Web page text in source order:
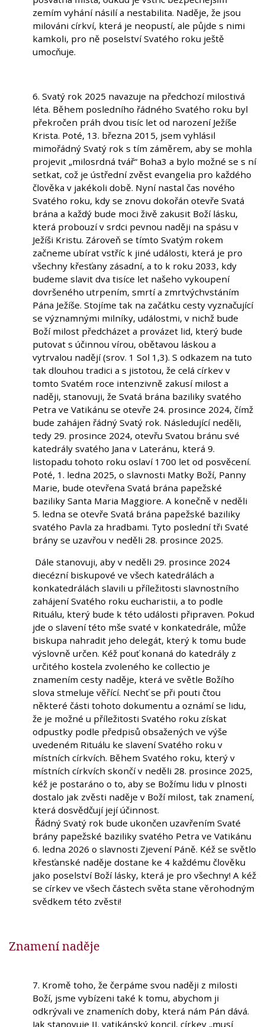
zemím vyhání násilí a nestabilita. Naděje, že jsou
milováni církví, která je neopustí, ale půjde s nimi
kamkoli, pro ně poselství Svatého roku ještě
umocňuje.
6. Svatý rok 2025 navazuje na předchozí milostivá
léta. Během posledního řádného Svatého roku byl
překročen práh dvou tisíc let od narození Ježíše
Krista. Poté, 13. března 2015, jsem vyhlásil
mimořádný Svatý rok s tím záměrem, aby se mohla
projevit „milosrdná tvář“ Boha3 a bylo možné se s ní
setkat, což je ústřední zvěst evangelia pro každého
člověka v jakékoli době. Nyní nastal čas nového
Svatého roku, kdy se znovu dokořán otevře Svatá
brána a každý bude moci živě zakusit Boží lásku,
která probouzí v srdci pevnou naději na spásu v
Ježíši Kristu. Zároveň se tímto Svatým rokem
začneme ubírat vstříc k jiné události, která je pro
všechny křesťany zásadní, a to k roku 2033, kdy
budeme slavit dva tisíce let našeho vykoupení
dovršeného utrpením, smrtí a zmrtvýchvstáním
Pána Ježíše. Stojíme tak na začátku cesty vyznačující
se významnými milníky, událostmi, v nichž bude
Boží milost předcházet a provázet lid, který bude
putovat s účinnou vírou, obětavou láskou a
vytrvalou nadějí (srov. 1 Sol 1,3). S odkazem na tuto
tak dlouhou tradici a s jistotou, že celá církev v
tomto Svatém roce intenzivně zakusí milost a
naději, stanovuji, že Svatá brána baziliky svatého
Petra ve Vatikánu se otevře 24. prosince 2024, čímž
bude zahájen řádný Svatý rok. Následující neděli,
tedy 29. prosince 2024, otevřu Svatou bránu své
katedrály svatého Jana v Lateránu, která 9.
listopadu tohoto roku oslaví 1700 let od posvěcení.
Poté, 1. ledna 2025, o slavnosti Matky Boží, Panny
Marie, bude otevřena Svatá brána papežské
baziliky Santa Maria Maggiore. A konečně v neděli
5. ledna se otevře Svatá brána papežské baziliky
svatého Pavla za hradbami. Tyto poslední tři Svaté
brány se uzavřou v neděli 28. prosince 2025.
Dále stanovuji, aby v neděli 29. prosince 2024
diecézní biskupové ve všech katedrálách a
konkatedrálách slavili u příležitosti slavnostního
zahájení Svatého roku eucharistii, a to podle
Rituálu, který bude k této události připraven. Pokud
jde o slavení této mše svaté v konkatedrále, může
biskupa nahradit jeho delegát, který k tomu bude
výslovně určen. Kéž pouť konaná do katedrály z
určitého kostela zvoleného ke collectio je
znamením cesty naděje, která ve světle Božího
slova stmeluje věřící. Nechť se při pouti čtou
některé části tohoto dokumentu a oznámí se lidu,
že je možné u příležitosti Svatého roku získat
odpustky podle předpisů obsažených ve výše
uvedeném Rituálu ke slavení Svatého roku v
místních církvích. Během Svatého roku, který v
místních církvích skončí v neděli 28. prosince 2025,
kéž je postaráno o to, aby se Božímu lidu v plnosti
dostalo jak zvěsti naděje v Boží milost, tak znamení,
která dosvědčují její účinnost.
Řádný Svatý rok bude ukončen uzavřením Svaté
brány papežské baziliky svatého Petra ve Vatikánu
6. ledna 2026 o slavnosti Zjevení Páně. Kéž se světlo
křesťanské naděje dostane ke 4 každému člověku
jako poselství Boží lásky, která je pro všechny! A kéž
se církev ve všech částech světa stane věrohodným
svědkem této zvěsti!
Znamení naděje
7. Kromě toho, že čerpáme svou naději z milosti
Boží, jsme vybízeni také k tomu, abychom ji
odkrývali ve znameních doby, která nám Pán dává.
Jak stanovuje II. vatikánský koncil, církev „musí